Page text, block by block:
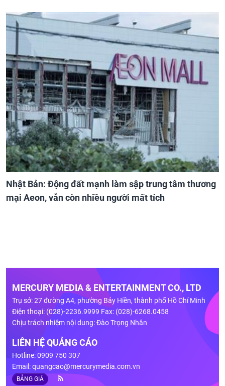
Nhật Bản: Động đất mạnh làm sập trung tâm thương
mại Aeon, vẫn còn nhiều người mất tích
MERCURY MEDIA & ENTERTAINMENT CO., LTD
Trụ sở: 27 đường A4, phường Bảy Hiền, thành phố Hồ Chí Minh
Điện thoại: (028)-2236.9999 Fax: (028)-6268.0458
Chịu trách nhiệm nội dung: Đào Trọng Nhân
LIÊN HỆ QUẢNG CÁO
Hotline: 0909 750 307
Email:quangcao@mercurymedia.com.vn
BẢNG GIÁ